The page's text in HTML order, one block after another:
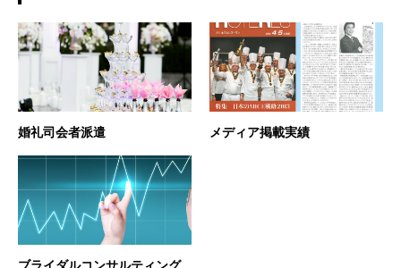
婚礼司会者派遣 メディア掲載実績